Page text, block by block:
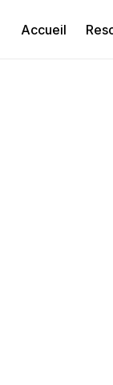
Accueil